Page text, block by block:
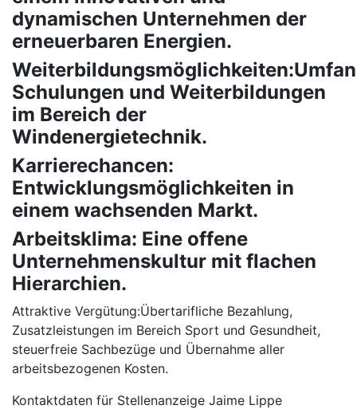
dynamischen Unternehmen der
erneuerbaren Energien.
Schulungen und Weiterbildungen
im Bereich der
Windenergietechnik.
Karrierechancen:
Entwicklungsmöglichkeiten in
einem wachsenden Markt.
Arbeitsklima: Eine offene
Unternehmenskultur mit flachen
Hierarchien.
Attraktive Vergütung:Übertarifliche Bezahlung,
Zusatzleistungen im Bereich Sport und Gesundheit,
steuerfreie Sachbezüge und Übernahme aller
arbeitsbezogenen Kosten.
Kontaktdaten für Stellenanzeige Jaime Lippe